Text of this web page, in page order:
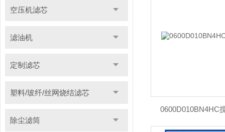
空压机滤芯
滤油机
定制滤芯
塑料/玻纤/丝网烧结滤芯
除尘滤筒
0600D010BN4HC